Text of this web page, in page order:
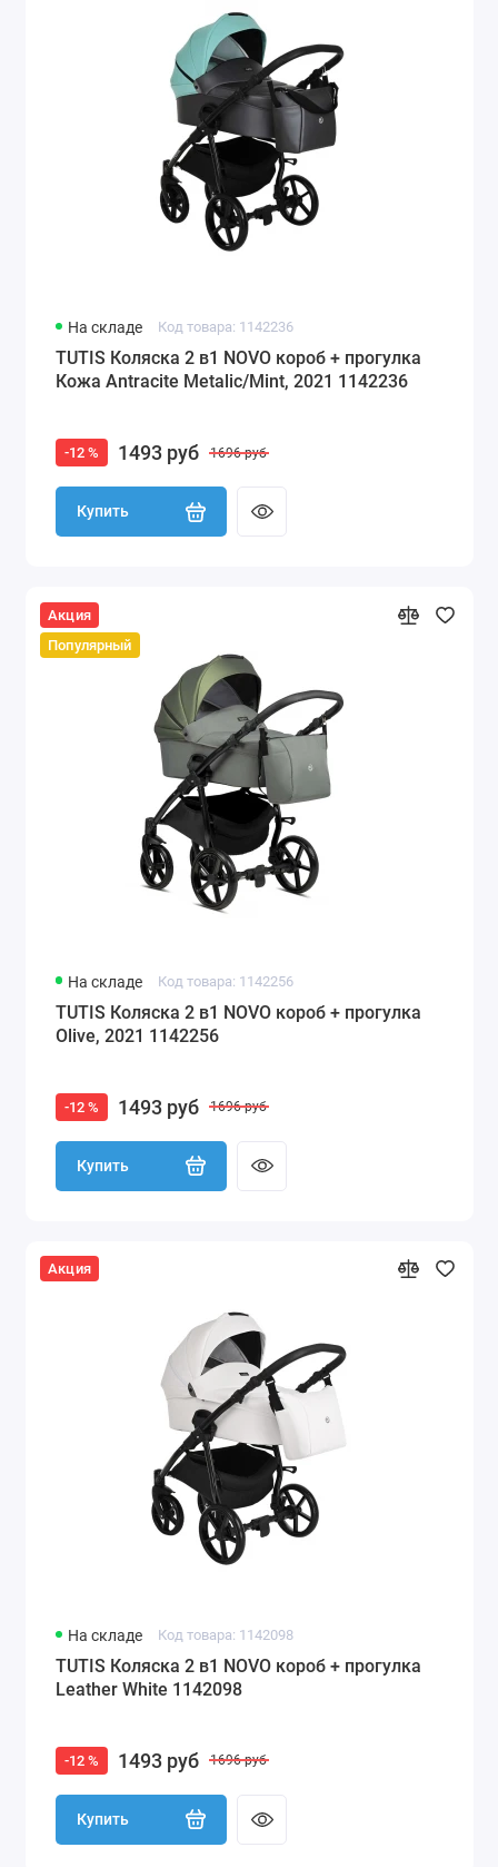
На складе Код товара: 1142236
TUTIS Коляска 2 в1 NOVO короб + прогулка
Кожа Antracite Metalic/Mint, 2021 1142236
-12 % 1493 руб 1696 руб
Купить
Акция
Популярный
На складе Код товара: 1142256
TUTIS Коляска 2 в1 NOVO короб + прогулка
Olive, 2021 1142256
-12 % 1493 руб 1696 руб
Купить
Акция
На складе Код товара: 1142098
TUTIS Коляска 2 в1 NOVO короб + прогулка
Leather White 1142098
-12 % 1493 руб 1696 руб
Купить